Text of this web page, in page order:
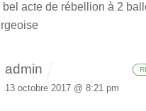
bel acte de rébellion à 2
admin
13 octobre 2017 @ 8:21 pm